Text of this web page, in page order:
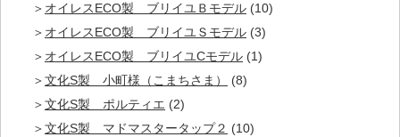
オイレスECO製 ブリイユＢモデル (10)
オイレスECO製 ブリイユＳモデル (3)
オイレスECO製 ブリイユCモデル (1)
文化S製 小町様（こまちさま）
(8)
文化S製 ポルティエ (2)
文化S製 マドマスタータップ２ (10)